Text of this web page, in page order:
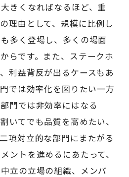
きくなればなるほど、重
理由として、規模に比例し
多く登場し、多くの場面
らです。また、ステークホ
利益背反が出るケースもあ
では効率化を図りたい一方
門では非効率にはなる
いてでも品質を高めたい、
項対立的な部門にまたがる
ントを進めるにあたって、
立の立場の組織、メンバ